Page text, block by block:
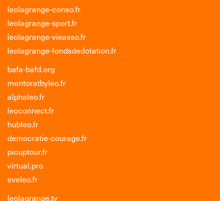
leolagrange-conso.fr
leolagrange-sport.fr
leolagrange-vieasso.fr
leolagrange-fondsdedotation.fr
bafa-bafd.org
mentoratbyleo.fr
alphaleo.fr
leoconnect.fr
hubleo.fr
democratie-courage.fr
picuptour.fr
virtual.pro
eveleo.fr
leolagrange.tv